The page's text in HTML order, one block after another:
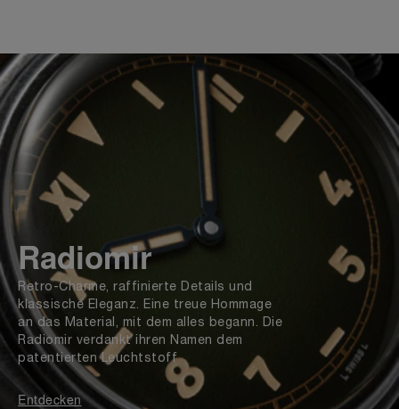
Radiomir
Retro-Charme, raffinierte Details und
klassische Eleganz. Eine treue Hommage
an das Material, mit dem alles begann. Die
Radiomir verdankt ihren Namen dem
patentierten Leuchtstoff
Entdecken